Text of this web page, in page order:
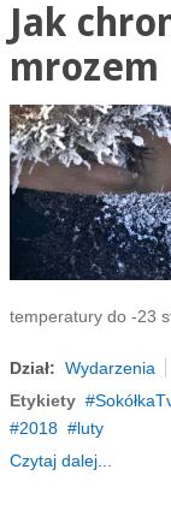
Jak
mrozem
temperatury do -23
Dział: Wydarzenia
Etykiety
2018
luty
Czytaj dalej...